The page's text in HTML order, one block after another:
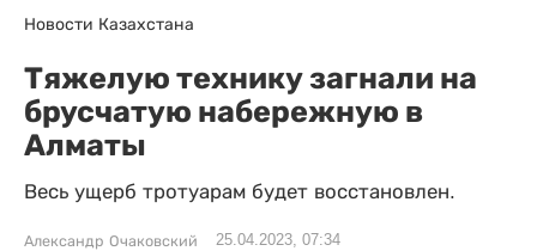
Новости Казахстана
Тяжелую технику загнали на
брусчатую набережную в
Алматы
Весь ущерб тротуарам будет восстановлен.
Александр Очаковский 25.04.2023, 07:34